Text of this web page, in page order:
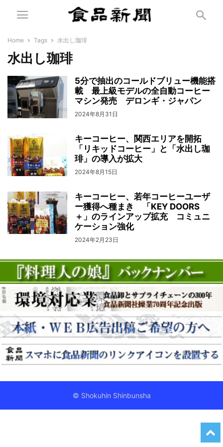
Home Tags 水出し珈琲
水出し珈琲
5分で抽出のコールドブリュー機能搭
載 最上級モデルの全自動コーヒー
マシン発売 デロンギ・ジャパン
2024年8月31日
キーコーヒー、関西エリアを開拓
「リキッドコーヒー」と「水出し珈
琲」の導入が拡大
2024年8月15日
キーコーヒー、若年コーヒーユーザ
ー獲得へ種まき 「KEY DOORS
＋」のラインアップ拡充 コミュニ
ケーション強化
2024年2月23日
© Shokuhin Shinbunsha